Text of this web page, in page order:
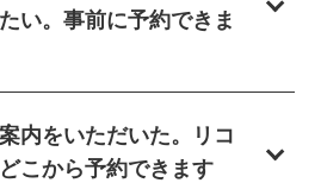
い。事前に予約できま
内をいただいた。リコ
こから予約できます